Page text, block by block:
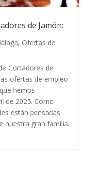
de Jamón:
, Ofertas de
Cortadores de
ofertas de empleo
hemos
de 2025. Como
están pensadas
nuestra gran familia.